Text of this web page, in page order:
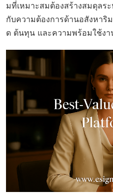
มที่เหมาะสมต้องสร้างสมดุลร
กับความต้องการด้านอสังหา
ด ต้นทุน และความพร้อมใช้งา